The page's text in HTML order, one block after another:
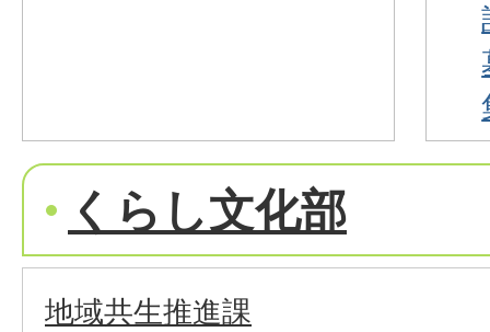
くらし文化部
地域共生推進課